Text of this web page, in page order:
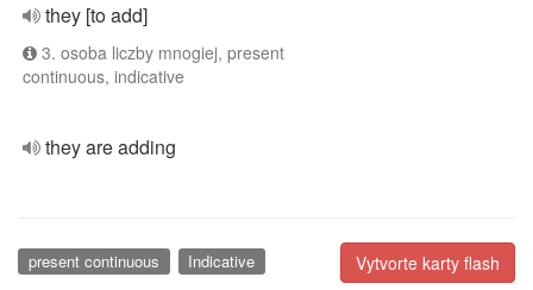
they [to add]
3. osoba liczby mnogiej, present
continuous, indicative
they are adding
Vytvorte karty flash
present continuous Indicative